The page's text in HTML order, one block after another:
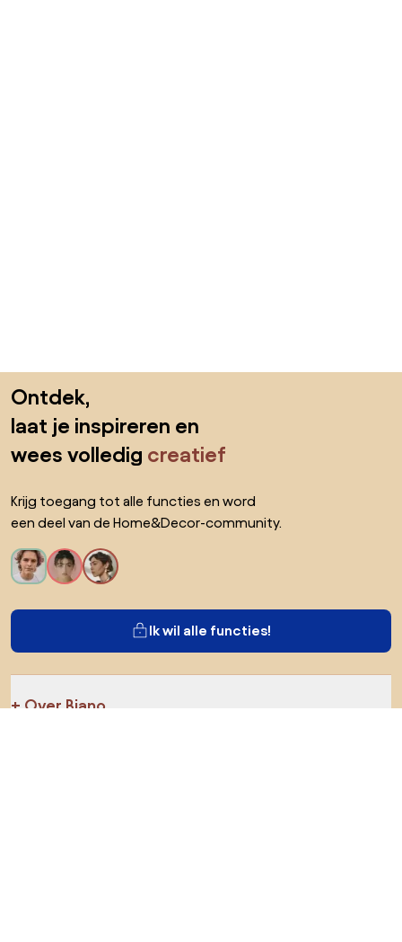
Ontdek,
laat je inspireren en
wees volledig creatief
Krijg toegang tot alle functies en word
een deel van de Home&Decor-community.
Ik wil alle functies!
Over Biano